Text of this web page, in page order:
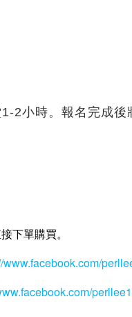
2小時。報名完成
下單購買。
www.facebook.com/